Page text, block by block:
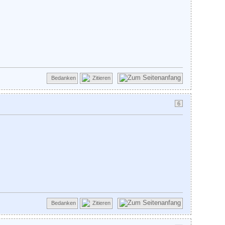
Zitieren
Bedanken
6
Zitieren
Bedanken